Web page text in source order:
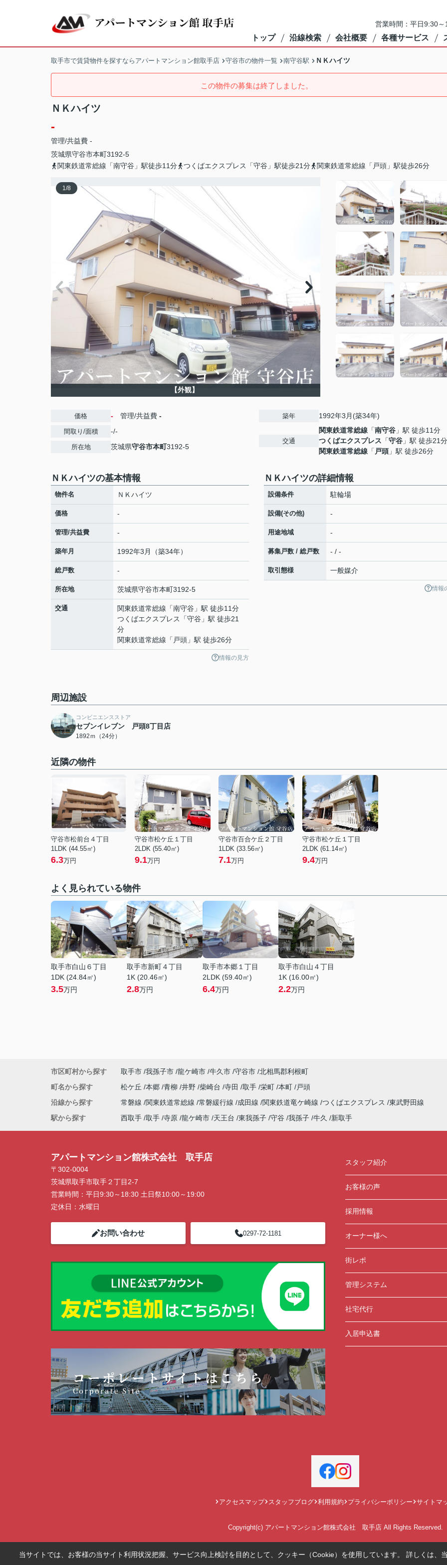
営業時間：平日9:30
トップ 沿線検索 会社概要 各種サービス
取手市で賃貸物件を探すならアパートマンション館取手店 守谷市の物件一覧 南守谷駅 ＮＫハイツ
この物件の募集は終了しました。
ＮＫハイツ
-
管理/共益費 -
茨城県守谷市本町3192-5
関東鉄道常総線「南守谷」駅徒歩11分
つくばエクスプレス「守谷」駅徒歩21分 関東鉄道常総線「戸頭」駅徒歩26分
1/8
【外観】
価格 - 管理/共益費 -
間取り/面積 -/-
所在地 茨城県守谷市本町3192-5
築年 1992年3月(築34年)
交通
関東鉄道常総線 「南守谷 」駅 徒歩11分
つくばエクスプレス 「守谷 」駅 徒歩21分
関東鉄道常総線 「 戸頭 」駅 徒歩26分
ＮＫハイツの基本情報
物件名 ＮＫハイツ
価格 -
管理/共益費 -
築年月 1992年3月（築34年）
総戸数 -
所在地 茨城県守谷市本町3192-5
交通 関東鉄道常総線 「南守谷 」駅 徒歩11分
つくばエクスプレス
「守谷 」駅 徒歩21
分
関東鉄道常総線 「 戸頭 」駅 徒歩26分
情報の見方
ＮＫハイツの詳細情報
設備条件 駐輪場
設備(その他) -
用途地域 -
募集戸数 / 総戸数 - / -
取引態様 一般媒介
情報
周辺施設
コンビニエンスストア
セブンイレブン 戸頭8丁目店
1892ｍ（24分）
近隣の物件
守谷市松前台４丁目
1LDK (44.55㎡)
6.3万円
守谷市松ケ丘１丁目
2LDK (55.40㎡)
9.1万円
守谷市百合ケ丘２丁目
1LDK (33.56㎡)
7.1万円
守谷市松ケ丘１丁目
2LDK (61.14㎡)
9.4万円
よく見られている物件
取手市白山６丁目
1DK (24.84㎡)
3.5万円
取手市新町４丁目
1K (20.46㎡)
2.8万円
取手市本郷１丁目
2LDK (59.40㎡)
6.4万円
取手市白山４丁目
1K (16.00㎡)
2.2万円
市区町村から探す 取手市 我孫子市 龍ケ崎市 牛久市 守谷市 北相馬郡利根町
町名から探す
松ケ丘 本郷 青柳 井野 柴崎台 寺田 取手 栄町 本町
戸頭
沿線から探す
常磐線 関東鉄道常総線 常磐緩行線 成田線 関東鉄道竜ケ崎線 つくばエクスプレス
東武野田線
駅から探す
西取手 取手 寺原 龍ケ崎市 天王台 東我孫子 守谷 我孫子 牛久 新取手
アパートマンション館株式会社 取手店
〒302-0004
茨城県取手市取手２丁目2-7
営業時間： 平日9:30～18:30 土日祭10:00～19:00
定休日： 水曜日
お問い合わせ 0297-72-1181
スタッフ紹介
お客様の声
採用情報
オーナー様へ
街レポ
管理システム
社宅代行
入居申込書
アクセスマップ スタッフブログ 利用規約 プライバシーポリシー サイトマ
Copyright(c) アパートマンション館株式会社 取手店 All Rights Reserved.
当サイトでは、お客様の当サイト利用状況把握、サービス向上検討を目的として、クッキー（Cookie）を使用しています。 詳しくは、